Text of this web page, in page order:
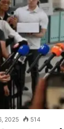
2025 514